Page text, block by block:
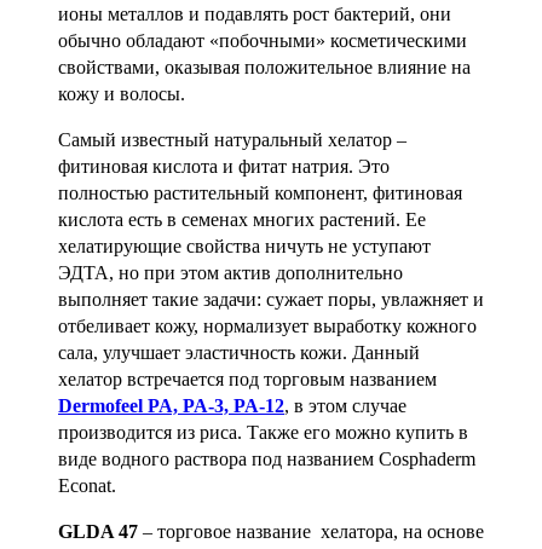
ионы металлов и подавлять рост бактерий, они
обычно обладают «побочными» косметическими
свойствами, оказывая положительное влияние на
кожу и волосы.
Самый известный натуральный хелатор –
фитиновая кислота и фитат натрия. Это
полностью растительный компонент, фитиновая
кислота есть в семенах многих растений. Ее
хелатирующие свойства ничуть не уступают
ЭДТА, но при этом актив дополнительно
выполняет такие задачи: сужает поры, увлажняет и
отбеливает кожу, нормализует выработку кожного
сала, улучшает эластичность кожи. Данный
хелатор встречается под торговым названием
Dermofeel PA, PA-3, PA-12, в этом случае
производится из риса. Также его можно купить в
виде водного раствора под названием Cosphaderm
Econat.
GLDA 47 – торговое название хелатора, на основе